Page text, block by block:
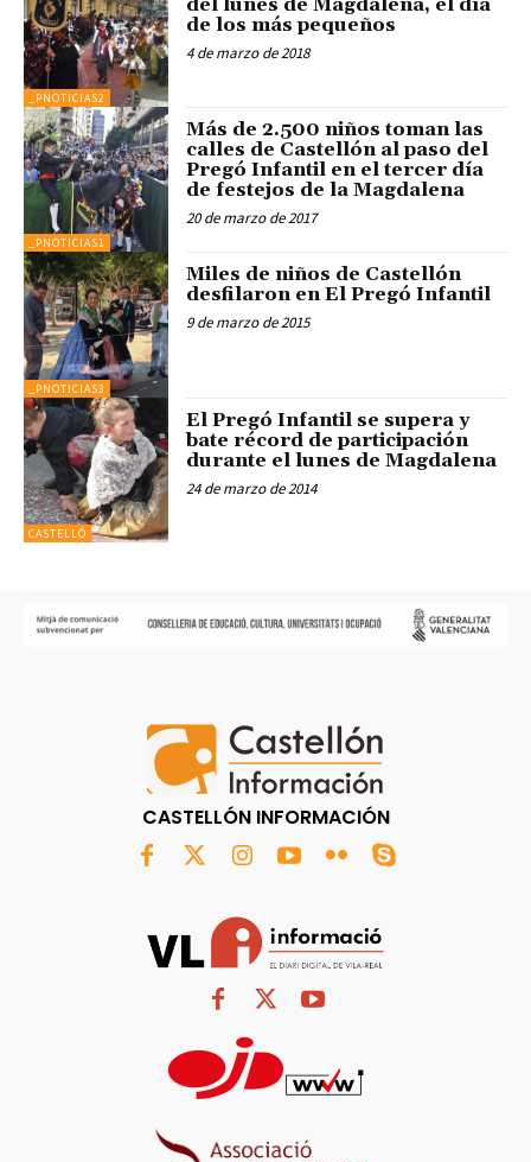
_PNOTICIAS2
de los más pequeños
4 de marzo de 2018
_PNOTICIAS1
Más de 2.500 niños toman las
calles de Castellón al paso del
Pregó Infantil en el tercer día
de festejos de la Magdalena
20 de marzo de 2017
_PNOTICIAS3
Miles de niños de Castellón
desfilaron en El Pregó Infantil
9 de marzo de 2015
CASTELLÓ
El Pregó Infantil se supera y
bate récord de participación
durante el lunes de Magdalena
24 de marzo de 2014
CASTELLÓN INFORMACIÓN